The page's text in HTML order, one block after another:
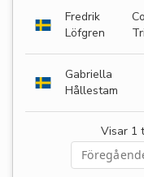
Fredrik
Löfgren
Gabriella
Hållestam
Visar 1